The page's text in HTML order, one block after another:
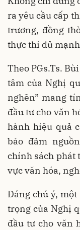
ra yêu cầu cấp
trương, đồng
thực thi đủ
Theo PGs.Ts.
tâm của Nghị
nghẽn” mang
đầu tư cho văn
hành hiệu quả
bảo đảm
chính sách
vực văn hóa,
Đáng chú ý,
trọng của Nghị
đầu tư cho văn